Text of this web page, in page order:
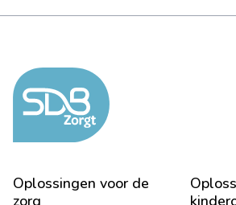
Oplossingen voor de
zorg